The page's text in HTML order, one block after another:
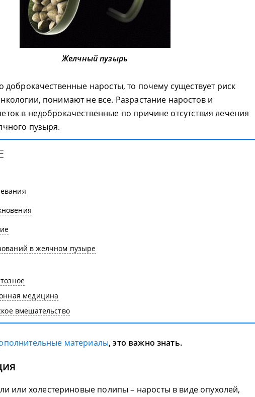
Желчный пузырь
доброкачественные наросты, то почему существует риск
понимают не все. Разрастание наростов и
в недоброкачественные по причине отсутствия лечения
пузыря.
в желчном пузыре
медицина
вмешательство
материалы, это важно знать.
или холестериновые полипы – наросты в виде опухолей,